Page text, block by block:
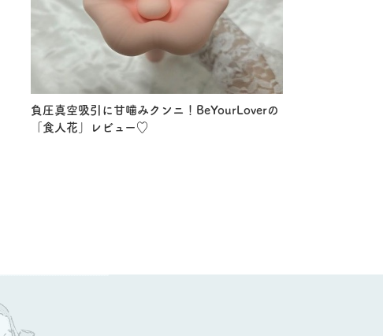
負圧真空吸引に甘噛みクンニ！BeYourLoverの
「食人花」レビュー♡